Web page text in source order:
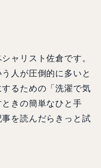
ャリスト佐倉です。
人が圧倒的に多いと
るための「洗濯で気
きの簡単なひと手
を読んだらきっと試